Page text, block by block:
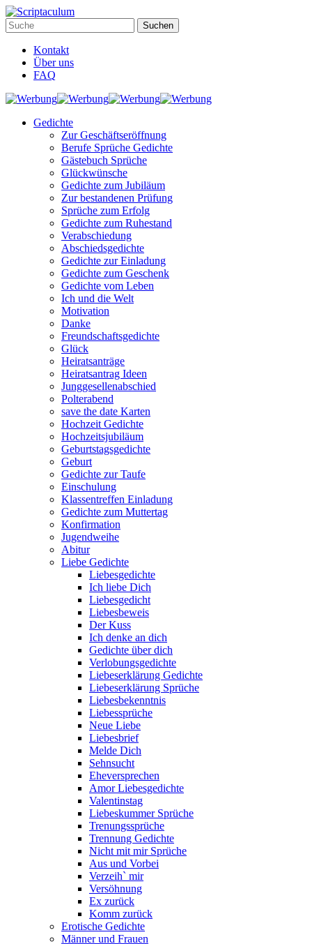
Kontakt
Über uns
FAQ
Gedichte
Zur Geschäftseröffnung
Berufe Sprüche Gedichte
Gästebuch Sprüche
Glückwünsche
Gedichte zum Jubiläum
Zur bestandenen Prüfung
Sprüche zum Erfolg
Gedichte zum Ruhestand
Verabschiedung
Abschiedsgedichte
Gedichte zur Einladung
Gedichte zum Geschenk
Gedichte vom Leben
Ich und die Welt
Motivation
Danke
Freundschaftsgedichte
Glück
Heiratsanträge
Heiratsantrag Ideen
Junggesellenabschied
Polterabend
save the date Karten
Hochzeit Gedichte
Hochzeitsjubiläum
Geburtstagsgedichte
Geburt
Gedichte zur Taufe
Einschulung
Klassentreffen Einladung
Gedichte zum Muttertag
Konfirmation
Jugendweihe
Abitur
Liebe Gedichte
Liebesgedichte
Ich liebe Dich
Liebesgedicht
Liebesbeweis
Der Kuss
Ich denke an dich
Gedichte über dich
Verlobungsgedichte
Liebeserklärung Gedichte
Liebeserklärung Sprüche
Liebesbekenntnis
Liebessprüche
Neue Liebe
Liebesbrief
Melde Dich
Sehnsucht
Eheversprechen
Amor Liebesgedichte
Valentinstag
Liebeskummer Sprüche
Trenungssprüche
Trennung Gedichte
Nicht mit mir Sprüche
Aus und Vorbei
Verzeih` mir
Versöhnung
Ex zurück
Komm zurück
Erotische Gedichte
Männer und Frauen